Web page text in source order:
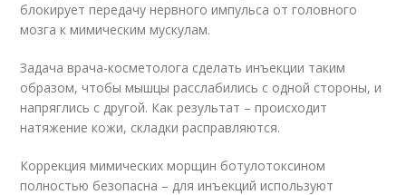
блокирует передачу нервного импульса от головного
мозга к мимическим мускулам.
Задача врача-косметолога сделать инъекции таким
образом, чтобы мышцы расслабились с одной стороны, и
напряглись с другой. Как результат – происходит
натяжение кожи, складки расправляются.
Коррекция мимических морщин ботулотоксином
полностью безопасна – для инъекций используют